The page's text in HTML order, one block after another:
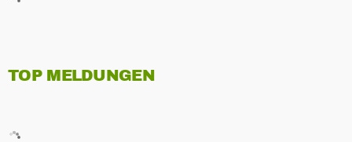
TOP MELDUNGEN